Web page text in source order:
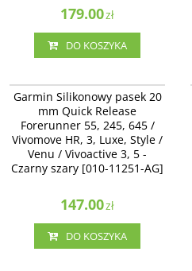
179.00zł
DO KOSZYKA
Garmin Silikonowy pasek 20 mm
Quick Release Forerunner 55, 245,
645 / Vivomove HR, 3, Luxe, Style /
Venu / Vivoactive 3, 5 - Czarny
szary [010-11251-AG]
Garmin Silikonowy pasek 20
mm Quick Release
Forerunner 55, 245, 645 /
Vivomove HR, 3, Luxe, Style /
Venu / Vivoactive 3, 5 -
Czarny szary [010-11251-AG]
147.00zł
DO KOSZYKA